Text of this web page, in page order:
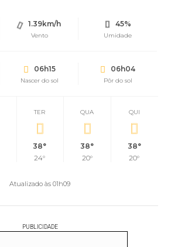
1.39km/h
Vento
45%
Umidade
06h15
Nascer do sol
06h04
Pôr do sol
TER
38°
24°
QUA
38°
20°
QUI
38°
20°
Atualizado às 01h09
PUBLICIDADE